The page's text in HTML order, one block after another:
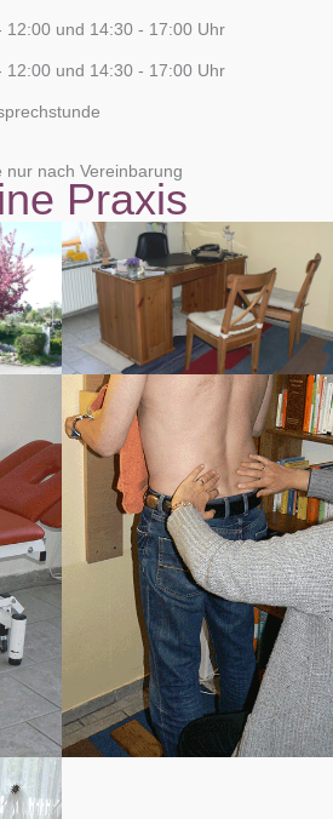
12:00 und 14:30 - 17:00 Uhr
12:00 und 14:30 - 17:00 Uhr
nur nach Vereinbarung
Praxis